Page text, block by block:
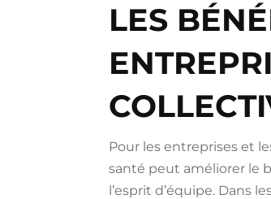
LES
Pour les entreprises et
santé peut améliorer le
l’esprit d’équipe. Dans